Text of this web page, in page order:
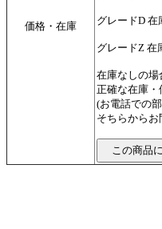
価格・在庫 グレードD 在
グレードZ 在
在庫なしの場
正確な在庫・
(お電話での
そちらから